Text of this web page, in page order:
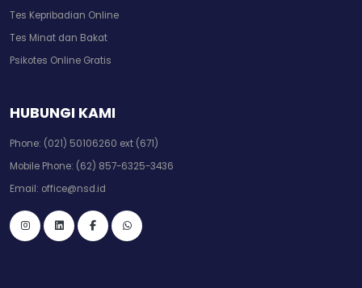
Tes Kepribadian Online
Tes Minat dan Bakat
Psikotes Online Gratis
HUBUNGI KAMI
Phone: (021) 50106260 ext (671)
Mobile Phone: (62) 857-6325-3436
Email: office@nsd.id